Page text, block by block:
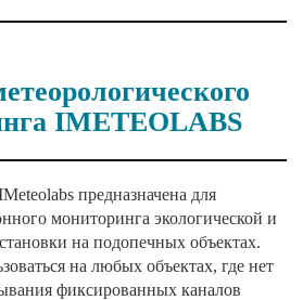
IMETEOLABS
предназначена для
мониторинга экологической и
на подопечных объектах.
на любых объектах, где нет
фиксированных каналов